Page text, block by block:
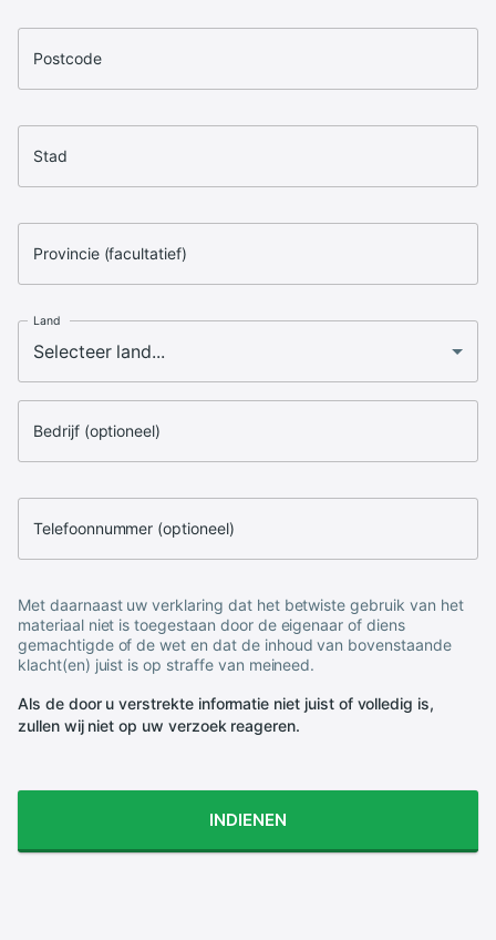
Postcode
Stad
Provincie (facultatief)
Land
Bedrijf (optioneel)
Telefoonnummer (optioneel)
Met daarnaast uw verklaring dat het betwiste gebruik van het
materiaal niet is toegestaan door de eigenaar of diens
gemachtigde of de wet en dat de inhoud van bovenstaande
klacht(en) juist is op straffe van meineed.
Als de door u verstrekte informatie niet juist of volledig is,
zullen wij niet op uw verzoek reageren.
INDIENEN